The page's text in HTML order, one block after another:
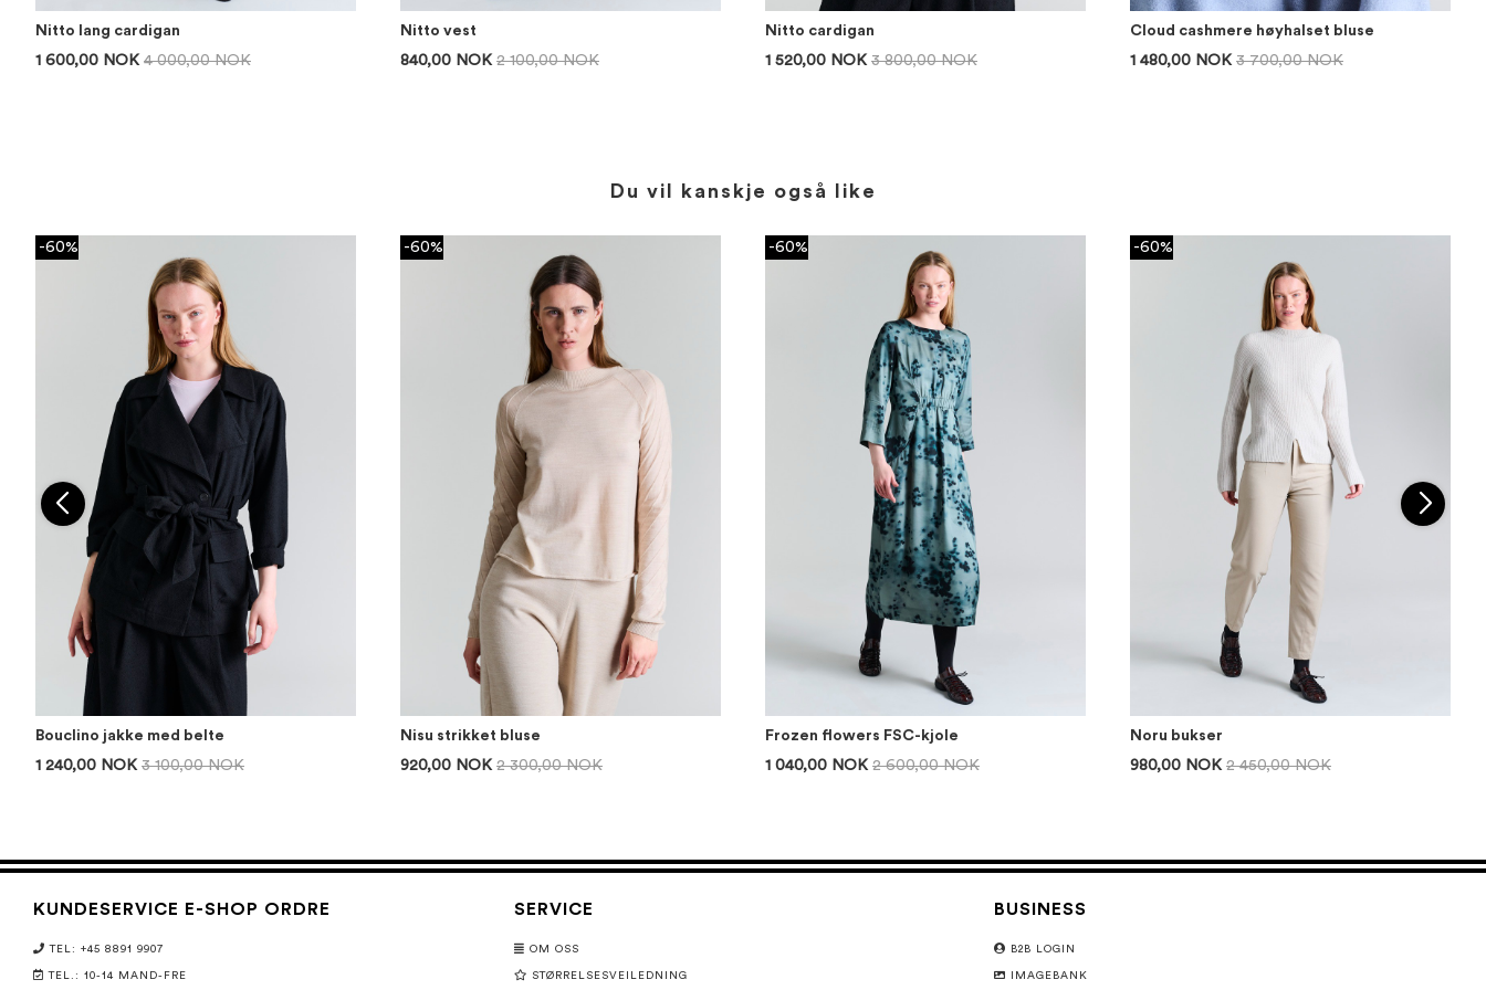
Nitto lang cardigan
1 600,00 NOK 4 000,00 NOK
Nitto vest
840,00 NOK 2 100,00 NOK
Nitto cardigan
1 520,00 NOK 3 800,00 NOK
Cloud cashmere høyhalset bluse
1 480,00 NOK 3 700,00 NOK
Du vil kanskje også like
-60%
Bouclino jakke med belte
1 240,00 NOK 3 100,00 NOK
-60%
Nisu strikket bluse
920,00 NOK 2 300,00 NOK
-60%
Frozen flowers FSC-kjole
1 040,00 NOK 2 600,00 NOK
-60%
Noru bukser
980,00 NOK 2 450,00 NOK
KUNDESERVICE E-SHOP ORDRE
TEL: +45 8891 9907
TEL.: 10-14 MAND-FRE
SERVICE
OM OSS
STØRRELSESVEILEDNING
BUSINESS
B2B LOGIN
IMAGEBANK